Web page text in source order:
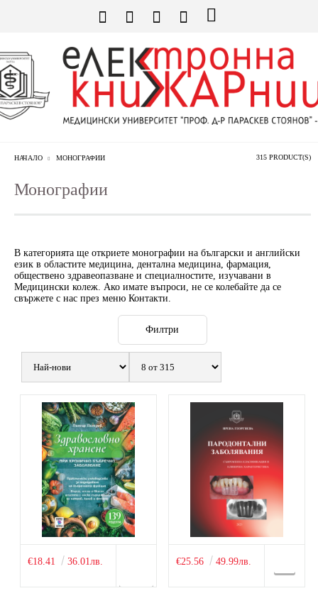
НАЧАЛО МОНОГРАФИИ 315 PRODUCT(S)
Монографии
В категорията ще откриете монографии на български и английски
език в областите медицина, дентална медицина, фармация,
обществено здравеопазване и специалностите, изучавани в
Медицински колеж. Ако имате въпроси, не се колебайте да се
свържете с нас през меню Контакти.
Филтри
€18.41 36.01лв. €25.56 49.99лв.